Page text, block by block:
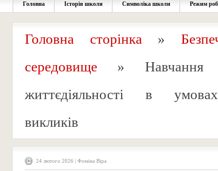
Головна Історія школи Символіка школи Режим
Головна сторінка »
середовище »
життєдіяльності в
викликів
24 лютого 2026 | Фоміна Віра